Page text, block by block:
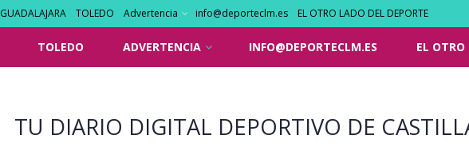
GUADALAJARA TOLEDO Advertencia info@deporteclm.es EL OTRO LADO DEL DEPORTE
TOLEDO ADVERTENCIA INFO@DEPORTECLM.ES EL OTRO
TU DIARIO DIGITAL DEPORTIVO DE